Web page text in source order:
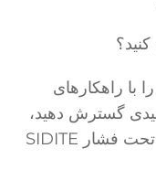
با راهکارهای
گسترش دهید،
دیگر آبگرمکن خورشیدی دو مخزنی تحت فشار SIDITE